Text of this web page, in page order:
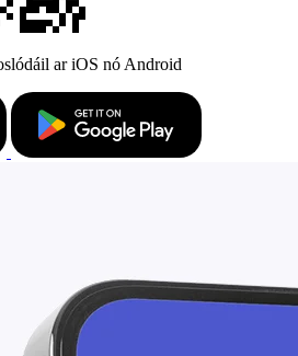
ar iOS nó Android